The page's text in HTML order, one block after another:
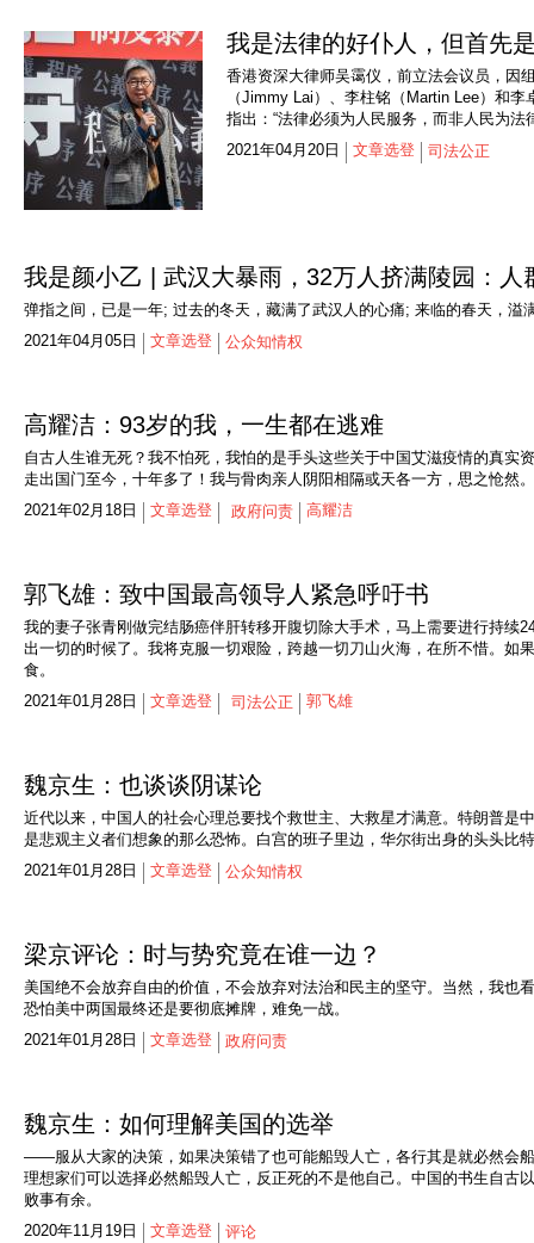
我是法律的好仆人，但首先
香港资深大律师吴霭仪，前立法会议员，因
（Jimmy Lai）、李柱铭（Martin Lee）和
指出：“法律必须为人民服务，而非人民为
2021年04月20日
文章选登 司法公正
我是颜小乙 | 武汉大暴雨，32万人挤满陵园：人
弹指之间，已是一年; 过去的冬天，藏满了武汉人的心痛; 来临的春天，溢
2021年04月05日
文章选登 公众知情权
高耀洁：93岁的我，一生都在逃难
自古人生谁无死？我不怕死，我怕的是手头这些关于中国艾滋疫情的真
走出国门至今，十年多了！我与骨肉亲人阴阳相隔或天各一方，思之怆然
2021年02月18日
文章选登 政府问责 高耀洁
郭飞雄：致中国最高领导人紧急呼吁书
我的妻子张青刚做完结肠癌伴肝转移开腹切除大手术，马上需要进行持
出一切的时候了。我将克服一切艰险，跨越一切刀山火海，在所不惜。如
食。
2021年01月28日
文章选登 司法公正 郭飞雄
魏京生：也谈谈阴谋论
近代以来，中国人的社会心理总要找个救世主、大救星才满意。特朗普
是悲观主义者们想象的那么恐怖。白宫的班子里边，华尔街出身的头头比
2021年01月28日
文章选登 公众知情权
梁京评论：时与势究竟在谁一边？
美国绝不会放弃自由的价值，不会放弃对法治和民主的坚守。当然，我
恐怕美中两国最终还是要彻底摊牌，难免一战。
2021年01月28日
文章选登 政府问责
魏京生：如何理解美国的选举
——服从大家的决策，如果决策错了也可能船毁人亡，各行其是就必然会
理想家们可以选择必然船毁人亡，反正死的不是他自己。中国的书生自
败事有余。
2020年11月19日
文章选登 评论